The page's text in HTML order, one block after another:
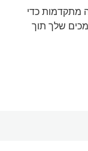
מתקדמות כדי
שלך תוך